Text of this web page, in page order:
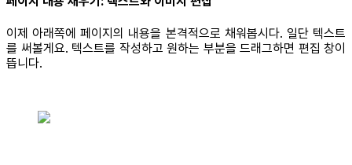
이제 아래쪽에 페이지의 내용을 본격적으로 채워봅시다. 일단 텍스트
를 써볼게요. 텍스트를 작성하고 원하는 부분을 드래그하면 편집 창이
뜹니다.